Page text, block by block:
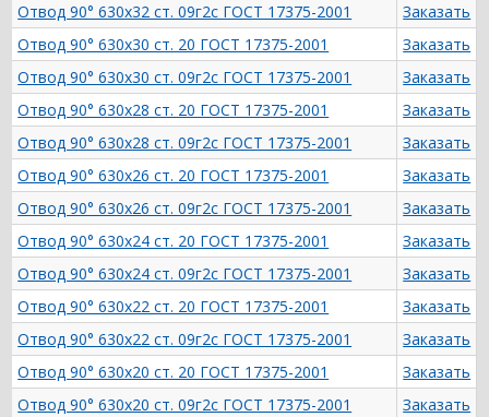
Отвод 90° 630х32 ст. 09г2с ГОСТ 17375-2001
Заказать
Отвод 90° 630х30 ст. 20 ГОСТ 17375-2001
Заказать
Отвод 90° 630х30 ст. 09г2с ГОСТ 17375-2001
Заказать
Отвод 90° 630х28 ст. 20 ГОСТ 17375-2001
Заказать
Отвод 90° 630х28 ст. 09г2с ГОСТ 17375-2001
Заказать
Отвод 90° 630х26 ст. 20 ГОСТ 17375-2001
Заказать
Отвод 90° 630х26 ст. 09г2с ГОСТ 17375-2001
Заказать
Отвод 90° 630х24 ст. 20 ГОСТ 17375-2001
Заказать
Отвод 90° 630х24 ст. 09г2с ГОСТ 17375-2001
Заказать
Отвод 90° 630х22 ст. 20 ГОСТ 17375-2001
Заказать
Отвод 90° 630х22 ст. 09г2с ГОСТ 17375-2001
Заказать
Отвод 90° 630х20 ст. 20 ГОСТ 17375-2001
Заказать
Отвод 90° 630х20 ст. 09г2с ГОСТ 17375-2001
Заказать